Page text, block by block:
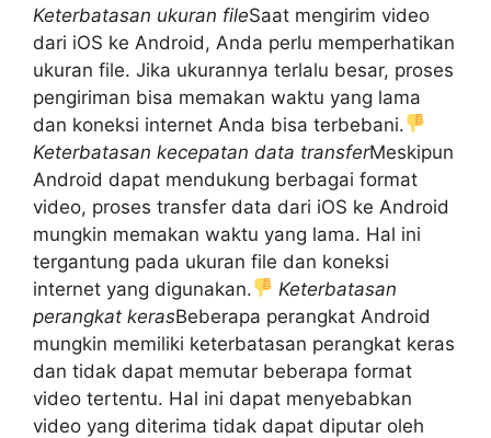
Keterbatasan ukuran fileSaat mengirim video
dari iOS ke Android, Anda perlu memperhatikan
ukuran file. Jika ukurannya terlalu besar, proses
pengiriman bisa memakan waktu yang lama
dan koneksi internet Anda bisa terbebani.
Keterbatasan kecepatan data transferMeskipun
Android dapat mendukung berbagai format
video, proses transfer data dari iOS ke Android
mungkin memakan waktu yang lama. Hal ini
tergantung pada ukuran file dan koneksi
internet yang digunakan.
Keterbatasan
perangkat kerasBeberapa perangkat Android
mungkin memiliki keterbatasan perangkat keras
dan tidak dapat memutar beberapa format
video tertentu. Hal ini dapat menyebabkan
video yang diterima tidak dapat diputar oleh